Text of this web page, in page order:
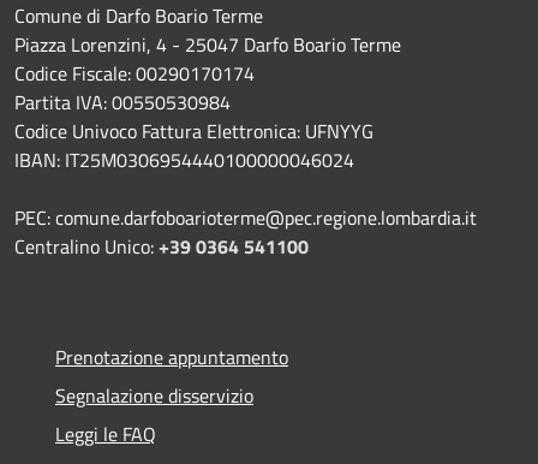
Comune di Darfo Boario Terme
Piazza Lorenzini, 4 - 25047 Darfo Boario Terme
Codice Fiscale: 00290170174
Partita IVA: 00550530984
Codice Univoco Fattura Elettronica: UFNYYG
IBAN: IT25M0306954440100000046024
PEC: comune.darfoboarioterme@pec.regione.lombardia.it
Centralino Unico:+39 0364 541100
Prenotazione appuntamento
Segnalazione disservizio
Leggi le FAQ